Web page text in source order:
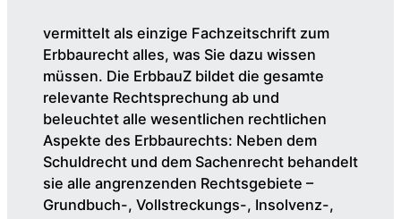
vermittelt als einzige Fachzeitschrift zum
Erbbaurecht alles, was Sie dazu wissen
müssen. Die ErbbauZ bildet die gesamte
relevante Rechtsprechung ab und
beleuchtet alle wesentlichen rechtlichen
Aspekte des Erbbaurechts: Neben dem
Schuldrecht und dem Sachenrecht behandelt
sie alle angrenzenden Rechtsgebiete –
Grundbuch-, Vollstreckungs-, Insolvenz-,